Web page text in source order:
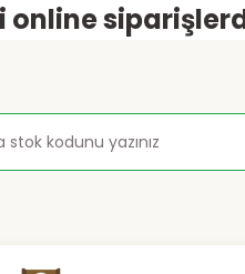
online